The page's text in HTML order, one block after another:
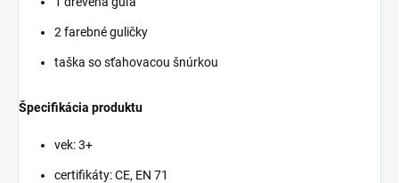
2 farebné guličky
taška so sťahovacou šnúrkou
Špecifikácia produktu
vek: 3+
certifikáty: CE, EN 71